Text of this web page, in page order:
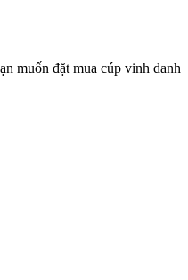
đặt mua cúp vinh danh